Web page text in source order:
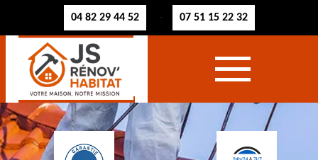
04 82 29 44 52 - 07 51 15 22 32